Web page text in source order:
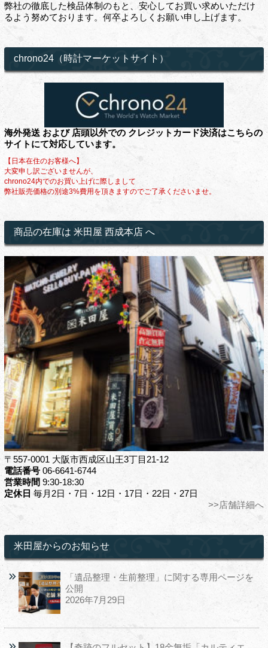
弊社の徹底した検品体制のもと、安心してお買い求めいただけ
るよう努めております。何卒よろしくお願い申し上げます。
chrono24（時計マーケットサイト）
海外発送 および 店頭以外での クレジットカード決済はこちらの
サイトにて対応しています。
【日本在住のお客様へ】
大変申し訳ございませんが、
chrono24内でのお買い上げに際しまして
弊社販売価格の別途3%費用を頂きますのでご了承くださいませ。
商品の在庫は 米田屋 西成本店 へ
〒557-0001 大阪市西成区山王3丁目21-12
電話番号06-6641-6744
営業時間 9:30-18:30
定休日 毎月2日・7日・12日・17日・22日・27日
>>店舗詳細へ
米田屋からのお知らせ
「遺品整理・生前整理」に関する専用ページを
公開
2026年7月29日